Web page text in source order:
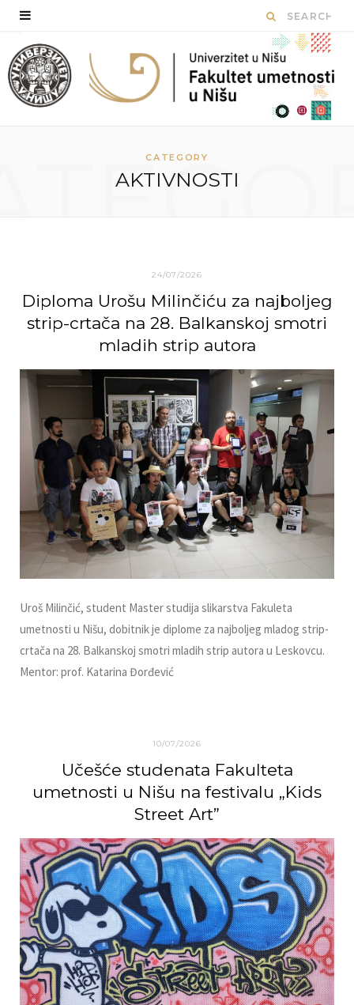
CATEGORY
AKTIVNOSTI
24/07/2026
Diploma Urošu Milinčiću za najboljeg
strip-crtača na 28. Balkanskoj smotri
mladih strip autora
Uroš Milinčić, student Master studija slikarstva Fakuleta
umetnosti u Nišu, dobitnik je diplome za najboljeg mladog strip-
crtača na 28. Balkanskoj smotri mladih strip autora u Leskovcu.
Mentor: prof. Katarina Đorđević
10/07/2026
Učešće studenata Fakulteta
umetnosti u Nišu na festivalu „Kids
Street Art”